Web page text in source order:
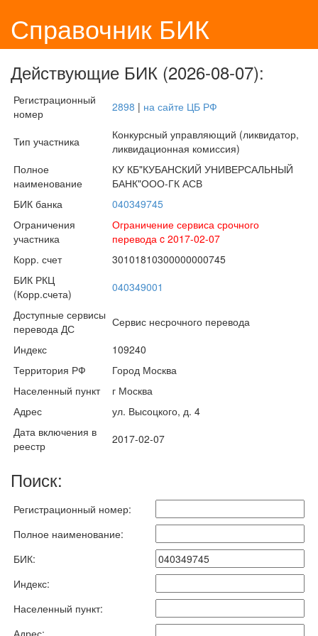
Справочник БИК
Действующие БИК (2026-08-07):
Регистрационный
номер
2898 | на сайте ЦБ РФ
Тип участника
Конкурсный управляющий (ликвидатор,
ликвидационная комиссия)
Полное
наименование
КУ КБ"КУБАНСКИЙ УНИВЕРСАЛЬНЫЙ
БАНК"ООО-ГК АСВ
БИК банка
040349745
Ограничения
участника
Ограничение сервиса срочного
перевода c 2017-02-07
Корр. счет
30101810300000000745
БИК РКЦ
(Корр.счета)
040349001
Доступные сервисы
перевода ДС
Сервис несрочного перевода
Индекс
109240
Территория РФ
Город Москва
Населенный пункт
г Москва
Адрес
ул. Высоцкого, д. 4
Дата включения в
реестр
2017-02-07
Поиск:
Регистрационный номер:
Полное наименование:
БИК:
Индекс:
Населенный пункт:
Адрес: